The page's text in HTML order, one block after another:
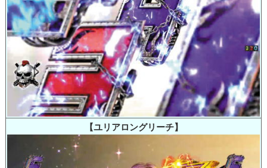
【ユリアロングリーチ】